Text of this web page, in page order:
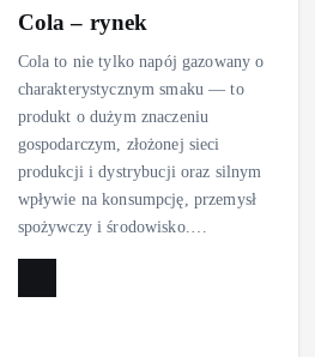
Cola – rynek
Cola to nie tylko napój gazowany o
charakterystycznym smaku — to
produkt o dużym znaczeniu
gospodarczym, złożonej sieci
produkcji i dystrybucji oraz silnym
wpływie na konsumpcję, przemysł
spożywczy i środowisko.…